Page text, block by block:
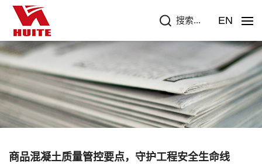
EN
搜索...
商品混凝土质量管控要点，守护工程安全生命线